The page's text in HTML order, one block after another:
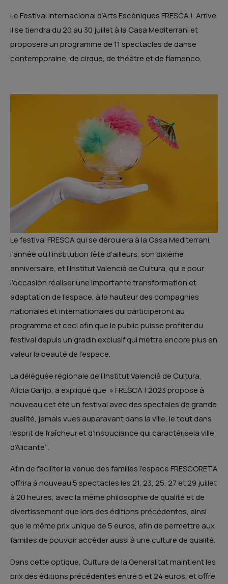
Le Festival Internacional d’Arts Escèniques FRESCA ! Arrive.
Il se tiendra du 20 au 30 juillet à la Casa Mediterrani et
proposera un programme de 11 spectacles de danse
contemporaine, de cirque, de théâtre et de flamenco.
Le festival FRESCA qui se déroulera à la Casa Mediterrani,
l’année où l’institution fête d’ailleurs, son dixième
anniversaire, et l’Institut Valencià de Cultura, qui a pour
l’occasion réaliser une importante transformation et
adaptation de l’espace, à la hauteur des compagnies
nationales et internationales qui participeront au
programme et ceci afin que le public puisse profiter du
festival depuis un gradin exclusif qui mettra encore plus en
valeur la beauté de l’espace.
La déléguée régionale de l’Institut Valencià de Cultura,
Alicia Garijo, a expliqué que » FRESCA ! 2023 propose à
nouveau cet été un festival avec des spectales de grande
qualité, jamais vues auparavant dans la ville, le tout dans
l’esprit de fraîcheur et d’insouciance qui caractérisela ville
d’Alicante’’.
Afin de faciliter la venue des familles l’espace FRESCORETA
offrira à nouveau 5 spectacles les 21, 23, 25, 27 et 29 juillet
à 20 heures, avec la même philosophie de qualité et de
divertissement que lors des éditions précédentes, ainsi
que le même prix unique de 5 euros, afin de permettre aux
familles de pouvoir accéder aussi à une culture de qualité.
Dans cette optique, Cultura de la Generalitat maintient les
prix des éditions précédentes entre 5 et 24 euros, et offre